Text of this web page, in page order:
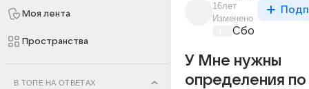
Моя лента
Пространства
В ТОПЕ НА ОТВЕТАХ
16лет
Изменено
Сборная
У Мне нужны
определения по